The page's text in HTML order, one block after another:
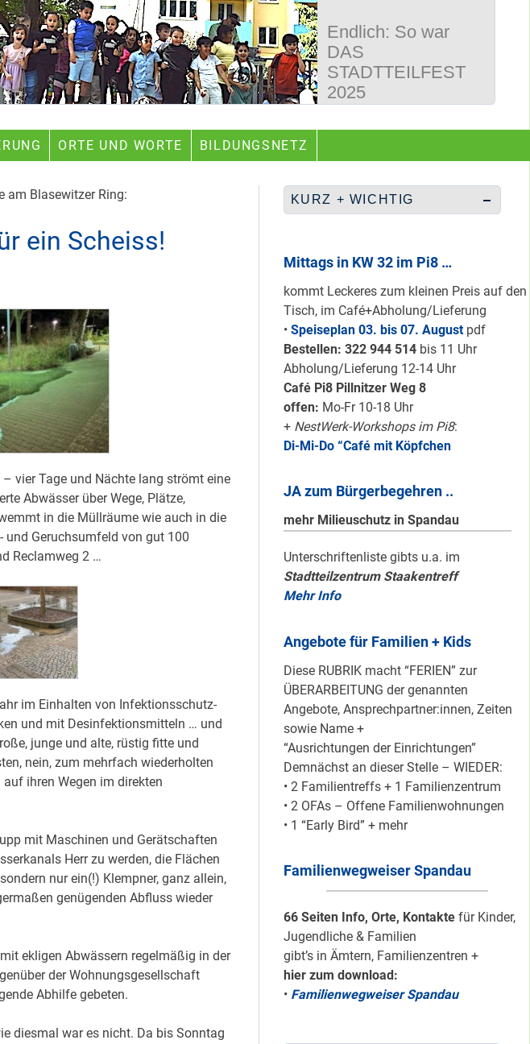
ORTE UND WORTE BILDUNGSNETZ
am Blasewitzer Ring:
ein Scheiss!
vier Tage und Nächte lang strömt eine
Abwässer über Wege, Plätze,
in die Müllräume wie auch in die
und Geruchsumfeld von gut 100
Reclamweg 2 …
im Einhalten von Infektionsschutz-
und mit Desinfektionsmitteln … und
junge und alte, rüstig fitte und
nein, zum mehrfach wiederholten
ihren Wegen im direkten
mit Maschinen und Gerätschaften
Herr zu werden, die Flächen
nur ein(!) Klempner, ganz allein,
genügenden Abfluss wieder
ekligen Abwässern regelmäßig in der
der Wohnungsgesellschaft
Abhilfe gebeten.
diesmal war es nicht. Da bis Sonntag
KURZ + WICHTIG
Mittags in KW 32 im Pi8 …
kommt Leckeres zum kleinen Preis auf den
Tisch, im Café+Abholung/Lieferung
• Speiseplan 03. bis 07. August pdf
Bestellen: 322 944 514bis 11 Uhr
Abholung/Lieferung 12-14 Uhr
Café Pi8 Pillnitzer Weg 8
offen: Mo-Fr 10-18 Uhr
+ NestWerk-Workshops im Pi8:
Di-Mi-Do “Café mit Köpfchen
JA zum Bürgerbegehren ..
mehr Milieuschutz in Spandau
Unterschriftenliste gibts u.a. im
Stadtteilzentrum Staakentreff
Mehr Info
Angebote für Familien + Kids
Diese RUBRIK macht “FERIEN” zur
ÜBERARBEITUNG der genannten
Angebote, Ansprechpartner:innen, Zeiten
sowie Name +
“Ausrichtungen der Einrichtungen”
Demnächst an dieser Stelle – WIEDER:
• 2 Familientreffs + 1 Familienzentrum
• 2 OFAs – Offene Familienwohnungen
• 1 “Early Bird” + mehr
Familienwegweiser Spandau
66 Seiten Info, Orte, Kontakte für Kinder,
Jugendliche & Familien
gibt’s in Ämtern, Familienzentren +
hier zum download:
• Familienwegweiser Spandau
Endlich: So war
DAS
STADTTEILFEST
2025
Wegbereiter &
geht & sich
ABSCHAFFEN!
Nur grüne & gelbe
Karten für den
neuen Quartiersrat
2023-25 …
Ein echtes “PLUS”
Nord …
Staaken: Immer
schön sauber
halten!
Neuer Look für’s
#Nachbarschaftmachen
Mit dem
“Redemobil” im
Kiez unterwegs …
Lokale Register-
Anlaufstelle in
Staaken
Silber für
Bildungsnetz